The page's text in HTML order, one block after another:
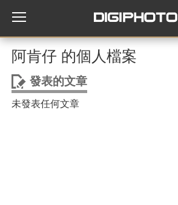
阿肯仔 的個人檔案
發表的文章
未發表任何文章